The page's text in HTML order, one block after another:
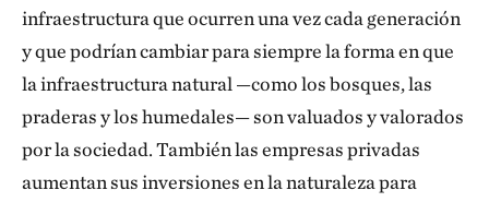
infraestructura que ocurren una vez cada generación
y que podrían cambiar para siempre la forma en que
la infraestructura natural —como los bosques, las
praderas y los humedales— son valuados y valorados
por la sociedad. También las empresas privadas
aumentan sus inversiones en la naturaleza para